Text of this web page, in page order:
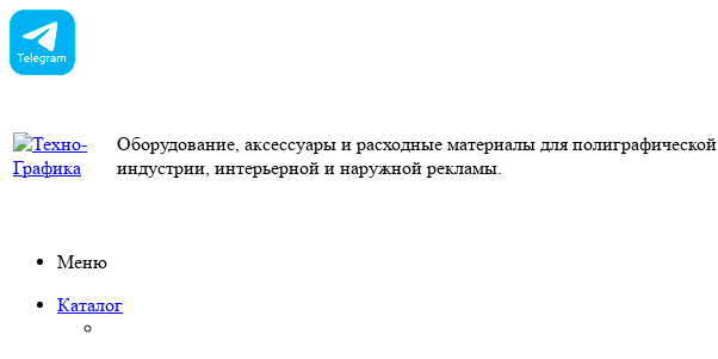
Оборудование, аксессуары и расходные материалы для полиграфической
индустрии, интерьерной и наружной рекламы.
Меню
Каталог